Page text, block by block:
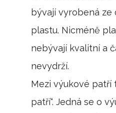
bývají vyrobená ze
plastu. Nicméně
nebývají kvalitní a
nevydrží.
Mezi výukové patří
patří“. Jedná se o